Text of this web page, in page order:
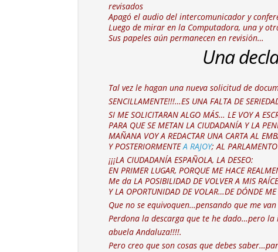
revisados
Apagó el audio del intercomunicador y
Luego de mirar en la Computadora, una y
Sus papeles aún permanecen en revisión…
Una
Tal vez le hagan una nueva solicitud de
SENCILLAMENTE!!!…ES UNA FALTA DE
SI ME SOLICITARAN ALGO MÁS… LE VOY A
PARA QUE SE METAN LA CIUDADANÍA Y LA
MAÑANA VOY A REDACTAR UNA CARTA AL
Y POSTERIORMENTEA RAJOY; AL
¡¡¡LA CIUDADANÍA ESPAÑOLA, LA DESEO:
EN PRIMER LUGAR, PORQUE ME HACE
Me da LA POSIBILIDAD DE VOLVER A MIS
Y LA OPORTUNIDAD DE VOLAR…DE DÓNDE
Que no se equivoquen…pensando que me
Perdona la descarga que te he dado…pero
abuela Andaluza!!!!.
Pero creo que son cosas que debes